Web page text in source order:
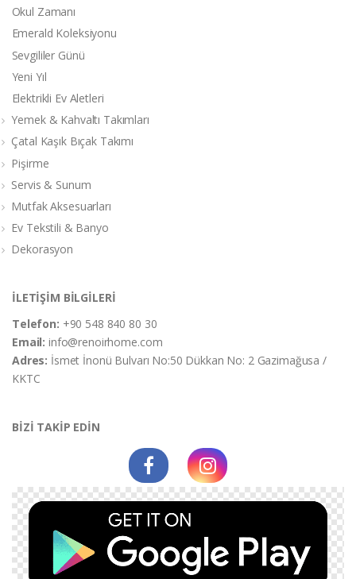
Okul Zamanı
Emerald Koleksiyonu
Sevgililer Günü
Yeni Yıl
Elektrikli Ev Aletleri
Yemek & Kahvaltı Takımları
Çatal Kaşık Bıçak Takımı
Pişirme
Servis & Sunum
Mutfak Aksesuarları
Ev Tekstili & Banyo
Dekorasyon
İLETİŞİM BİLGİLERİ
Telefon: +90 548 840 80 30
Email:info@renoirhome.com
Adres: İsmet İnonü Bulvarı No:50 Dükkan No: 2 Gazimağusa /
KKTC
BİZİ TAKİP EDİN